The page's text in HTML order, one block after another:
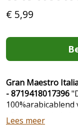
€ 5,99
Gran Maestro
- 8719418017396
afkomstig uit de
Lees meer